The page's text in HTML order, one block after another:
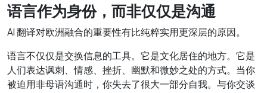
语言作为身份，而非仅仅是沟通
AI 翻译对欧洲融合的重要性有比纯粹实用更深层的原因。
语言不仅仅是交换信息的工具。它是文化居住的地方。它是
人们表达讽刺、情感、挫折、幽默和微妙之处的方式。当你
被迫用非母语沟通时，你失去了很大一部分自我。与你交谈